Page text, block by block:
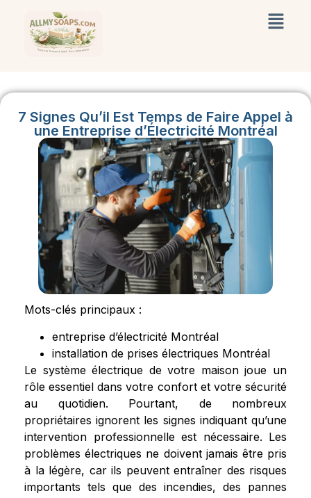
7 Signes Qu’il Est Temps de Faire Appel à
une Entreprise d’Électricité Montréal
Mots-clés principaux :
entreprise d’électricité Montréal
installation de prises électriques Montréal
Le système électrique de votre maison joue un
rôle essentiel dans votre confort et votre sécurité
au quotidien. Pourtant, de nombreux
propriétaires ignorent les signes indiquant qu’une
intervention professionnelle est nécessaire. Les
problèmes électriques ne doivent jamais être pris
à la légère, car ils peuvent entraîner des risques
importants tels que des incendies, des pannes